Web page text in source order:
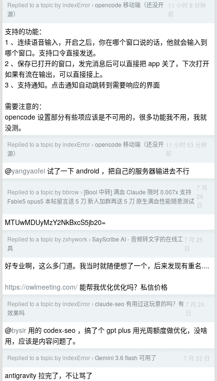
Replied to a topic by indexError › opencode 移动端（还没开
源）
11 小时 8 分钟
前
支持的功能：
1 、连续语音输入，开启之后，你在哪个窗口说的话，他就会输入到
哪个窗口。支持口令直接发送。
2 、保存已打开的窗口，发完消息后可以直接把 app 关了，下次打开
如果有流在输出，可以直接接上。
3 、支持通知。点击通知自动跳转到需要响应的界面
需要注意的：
opencode 设置部分有些项应该是不可用的，很多功能我不用，我就
没测。
Replied to a topic by indexError › opencode 移动端（还没开
源）
11 小时 53 分钟
前
@yangyaofei 试了一下 android ，把自己的服务器输进去不行
Replied to a topic by bbrow › [Bool 中转] 满血 Claude 限时 0.007x 支持
Fable5 opus5 本帖留言送 5 刀 新人加群再送 5 刀 原生满血性能随意测试
7 月
26
日
MTUwMDUyMzY2NkBxcS5jb20=
Replied to a topic by zxhywork › SayScribe AI - 音频转文字的在线工
具
7 月 25
日
好专业啊，这么多门道。我当时就随便想了一个，后来发现有重名....
https://owlmeeting.com/ 能帮我优化优化吗？私信价格
Replied to a topic by indexError › claude-seo 有用过这玩意的吗？有
效果吗
7 月 24
日
@bysir 用的 codex-seo ，搞了个 gpt plus 用光周额度做优化，没啥
用，应该是内容问题了。
Replied to a topic by indexError › Gemini 3.6 flash 可用了 7 月 22 日
antigravity 拉完了，不让骂了